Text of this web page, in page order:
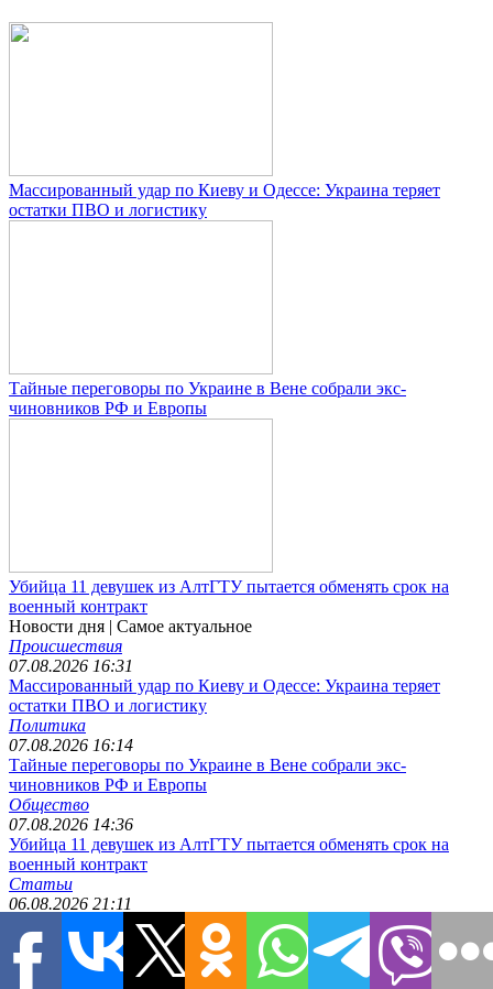
Массированный удар по Киеву и Одессе: Украина теряет
остатки ПВО и логистику
Тайные переговоры по Украине в Вене собрали экс-
чиновников РФ и Европы
Убийца 11 девушек из АлтГТУ пытается обменять срок на
военный контракт
Новости дня | Самое актуальное
Происшествия
07.08.2026 16:31
Массированный удар по Киеву и Одессе: Украина теряет
остатки ПВО и логистику
Политика
07.08.2026 16:14
Тайные переговоры по Украине в Вене собрали экс-
чиновников РФ и Европы
Общество
07.08.2026 14:36
Убийца 11 девушек из АлтГТУ пытается обменять срок на
военный контракт
Статьи
06.08.2026 21:11
Банкротство физических лиц когда стоит решиться и что
учитывать
Общество